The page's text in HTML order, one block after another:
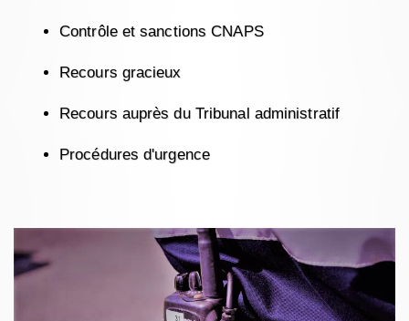
Contrôle et sanctions CNAPS
Recours gracieux
Recours auprès du Tribunal administratif
Procédures d'urgence